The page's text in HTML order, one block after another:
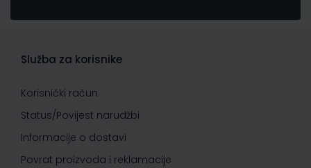
Služba za korisnike
Korisnički račun
Status/Povijest narudžbi
Informacije o dostavi
Povrat proizvoda i reklamacije